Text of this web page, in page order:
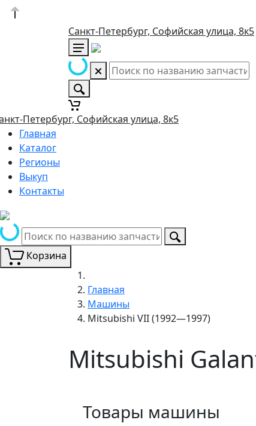
Санкт-Петербург, Софийская улица, 8к5
Петербург, Софийская улица, 8к5
Главная
Каталог
Регионы
Выкуп
Контакты
Корзина
Главная
Машины
Mitsubishi VII (1992—1997)
Mitsubishi
Товары машины